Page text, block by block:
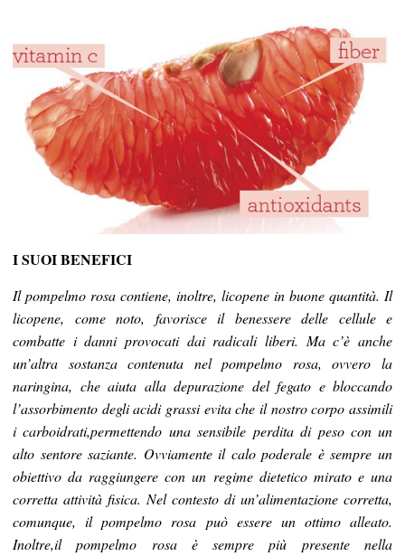
I SUOI BENEFICI
Il pompelmo rosa contiene, inoltre, licopene in buone quantità. Il
licopene, come noto, favorisce il benessere delle cellule e
combatte i danni provocati dai radicali liberi. Ma c’è anche
un’altra sostanza contenuta nel pompelmo rosa, ovvero la
naringina, che aiuta alla depurazione del fegato e bloccando
l’assorbimento degli acidi grassi evita che il nostro corpo assimili
i carboidrati,permettendo una sensibile perdita di peso con un
alto sentore saziante. Ovviamente il calo poderale è sempre un
obiettivo da raggiungere con un regime dietetico mirato e una
corretta attività fisica. Nel contesto di un’alimentazione corretta,
comunque, il pompelmo rosa può essere un ottimo alleato.
Inoltre,il pompelmo rosa è sempre più presente nella